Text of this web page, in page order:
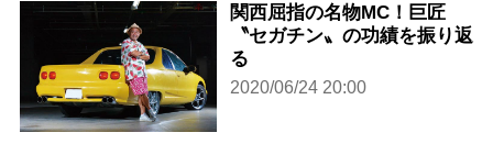
関西屈指の名物MC！巨匠
〝セガチン〟の功績を振り返
る
2020/06/24 20:00